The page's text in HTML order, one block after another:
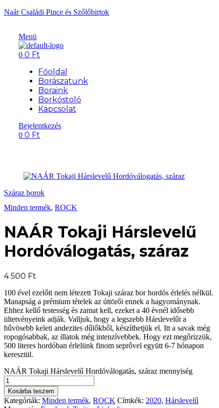
Naár Családi Pince és Szőlőbirtok
Menü
0 0 Ft
Főoldal
Borászatunk
Boraink
Borkóstoló
Kapcsolat
Bejelentkezés
0 0 Ft
Száraz borok
Minden termék, ROCK
NAÁR Tokaji Hárslevelű
Hordóválogatás, száraz
4 500 Ft
100 ével ezelőtt nem létezett Tokaji száraz bor hordós érlelés nélkül.
Manapság a prémium tételek az úttörői ennek a hagyománynak.
Ehhez kellő testesség és zamat kell, ezeket a 40 évnél idősebb
ültetvényeink adják. Valljuk, hogy a legszebb Hárslevelűt a
hűvösebb keleti andezites dűlőkből, készíthetjük el. Itt a savak még
ropogósabbak, az illatok még intenzívebbek. Hogy ezt megőrizzük,
500 literes hordóban érlelünk finom seprővel együtt 6-7 hónapon
keresztül.
NAÁR Tokaji Hárslevelű Hordóválogatás, száraz mennyiség
Kosárba teszem
Kategóriák: Minden termék, ROCK Címkék: 2020, Hárslevelű